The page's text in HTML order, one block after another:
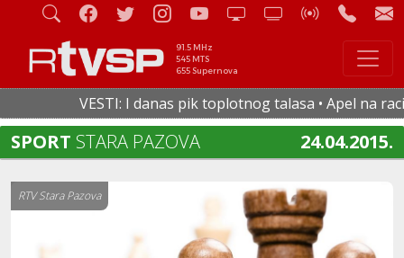
91.5 MHz
545 MTS
655 Supernova
VESTI: I danas pik toplotnog talasa • Apel na
SPORT STARA PAZOVA 24.04.2015.
RTV Stara Pazova